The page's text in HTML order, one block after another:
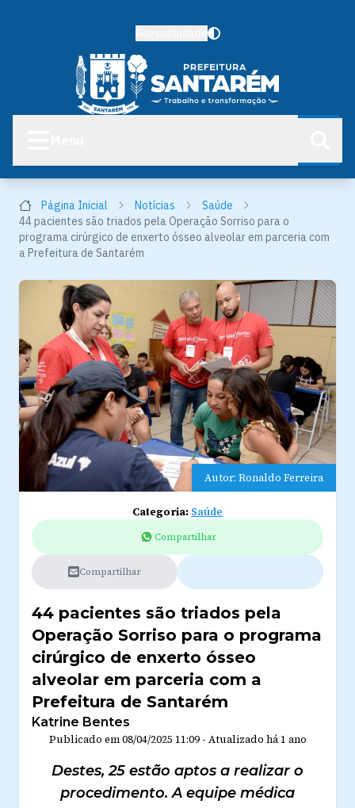
Página Inicial Notícias
Saúde
44 pacientes são triados pela Operação Sorriso para o
programa cirúrgico de enxerto ósseo alveolar em parceria com
a Prefeitura de Santarém
Autor: Ronaldo Ferreira
Categoria: Saúde
Compartilhar
Compartilhar
44 pacientes são triados pela
Operação Sorriso para o programa
cirúrgico de enxerto ósseo
alveolar em parceria com a
Prefeitura de Santarém
Katrine Bentes
Publicado em08/04/2025 11:09- Atualizado há 1 ano
Destes, 25 estão aptos a realizar o
procedimento. A equipe médica